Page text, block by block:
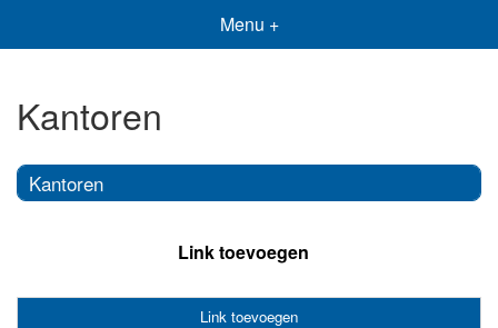
Menu +
Kantoren
Kantoren
Link toevoegen
Link toevoegen